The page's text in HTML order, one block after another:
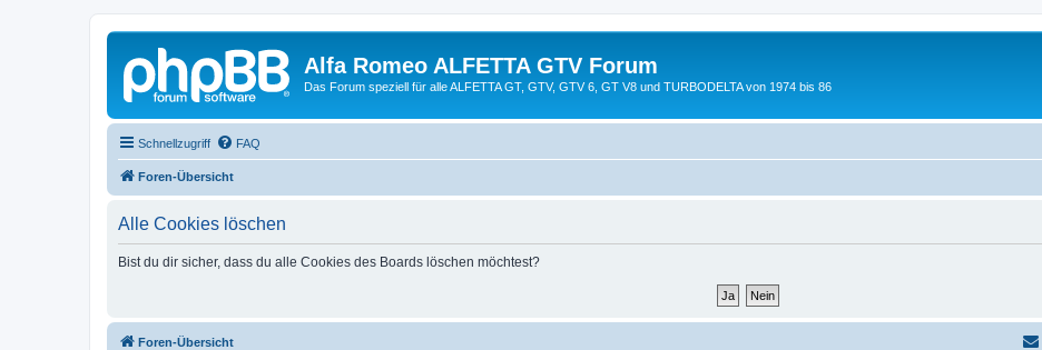
Alfa Romeo ALFETTA GTV Forum
Das Forum speziell für alle ALFETTA GT, GTV, GTV 6, GT V8 und TURBODELTA von 1974 bis 86
Schnellzugriff FAQ
Foren-Übersicht
Alle Cookies löschen
Bist du dir sicher, dass du alle Cookies des Boards löschen möchtest?
Foren-Übersicht